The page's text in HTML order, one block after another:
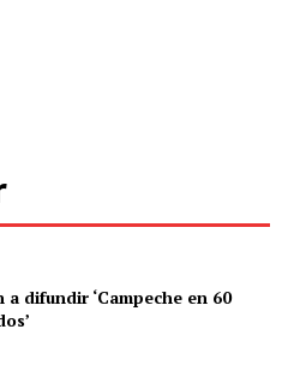
a difundir ‘Campeche en 60